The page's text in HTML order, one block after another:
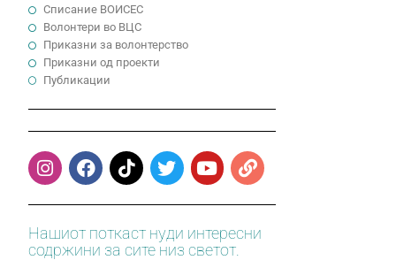
Cписание ВОИСЕС
Волонтери во ВЦС
Приказни за волонтерство
Приказни од проекти
Публикации
Нашиот поткаст нуди интересни
содржини за сите низ светот.